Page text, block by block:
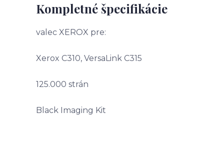
Kompletné špecifikácie
valec XEROX pre:
Xerox C310, VersaLink C315
125.000 strán
Black Imaging Kit